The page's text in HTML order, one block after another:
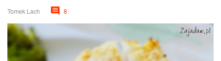
Tomek Lach 8